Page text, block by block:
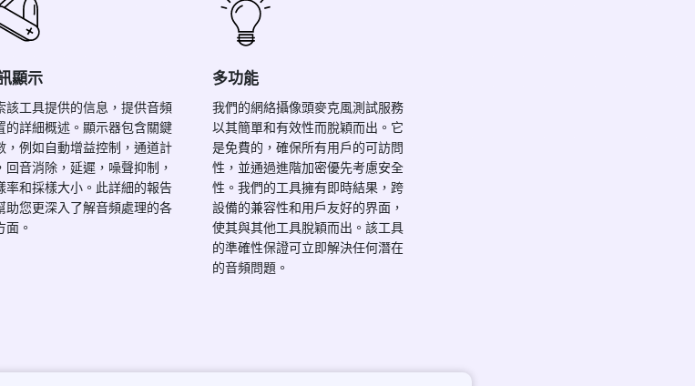
顯示
該工具提供的信息，提供音頻
的詳細概述。顯示器包含關鍵
，例如自動增益控制，通道計
回音消除，延遲，噪聲抑制，
率和採樣大小。此詳細的報告
助您更深入了解音頻處理的各
面。
多功能
我們的網絡攝像頭麥克風測試服務
以其簡單和有效性而脫穎而出。它
是免費的，確保所有用戶的可訪問
性，並通過進階加密優先考慮安全
性。我們的工具擁有即時結果，跨
設備的兼容性和用戶友好的界面，
使其與其他工具脫穎而出。該工具
的準確性保證可立即解決任何潛在
的音頻問題。